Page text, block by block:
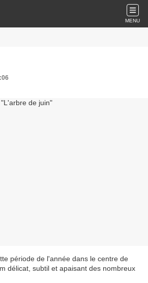
MENU
période de l'année dans le centre de
délicat, subtil et apaisant des nombreux